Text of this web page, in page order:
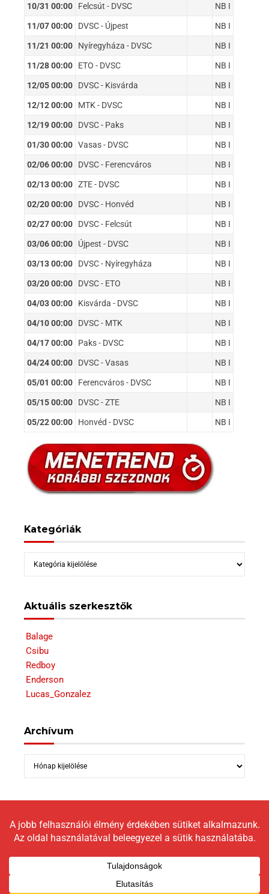
10/31 00:00 Felcsút - DVSC NB I
11/07 00:00 DVSC - Újpest NB I
11/21 00:00 Nyíregyháza - DVSC NB I
11/28 00:00 ETO - DVSC NB I
12/05 00:00 DVSC - Kisvárda NB I
12/12 00:00 MTK - DVSC NB I
12/19 00:00 DVSC - Paks NB I
01/30 00:00 Vasas - DVSC NB I
02/06 00:00 DVSC - Ferencváros NB I
02/13 00:00 ZTE - DVSC NB I
02/20 00:00 DVSC - Honvéd NB I
02/27 00:00 DVSC - Felcsút NB I
03/06 00:00 Újpest - DVSC NB I
03/13 00:00 DVSC - Nyíregyháza NB I
03/20 00:00 DVSC - ETO NB I
04/03 00:00 Kisvárda - DVSC NB I
04/10 00:00 DVSC - MTK NB I
04/17 00:00 Paks - DVSC NB I
04/24 00:00 DVSC - Vasas NB I
05/01 00:00 Ferencváros - DVSC NB I
05/15 00:00 DVSC - ZTE NB I
05/22 00:00 Honvéd - DVSC NB I
Kategóriák
Kategóriák
Aktuális szerkesztők
Balage
Csibu
Redboy
Enderson
Lucas_Gonzalez
Archívum
Archívum
Állásfoglalás